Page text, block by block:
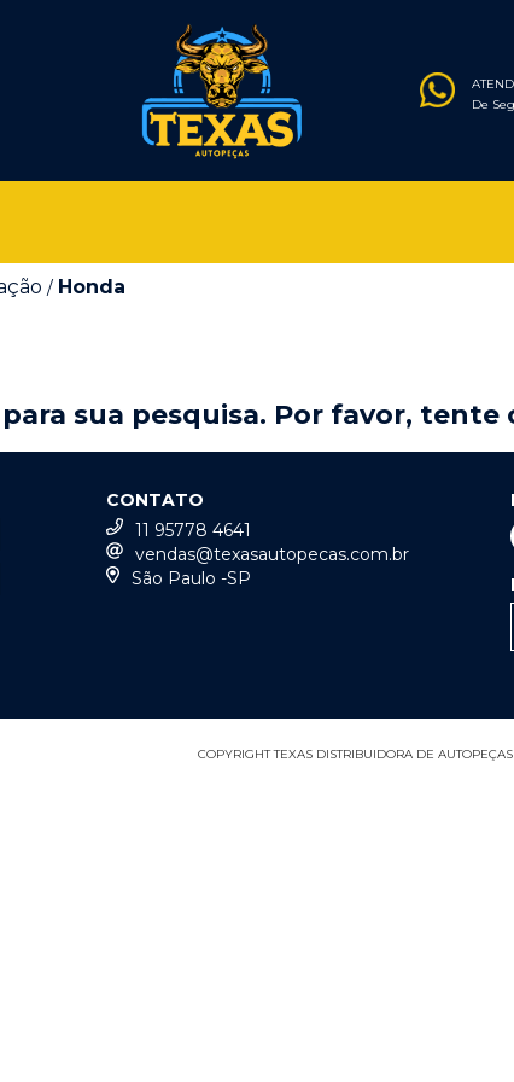
De
/ Honda
sua pesquisa. Por favor,
CONTATO
11 95778 4641
vendas@texasautopecas.com.br
São Paulo -SP
COPYRIGHT TEXAS DISTRIBUIDORA DE